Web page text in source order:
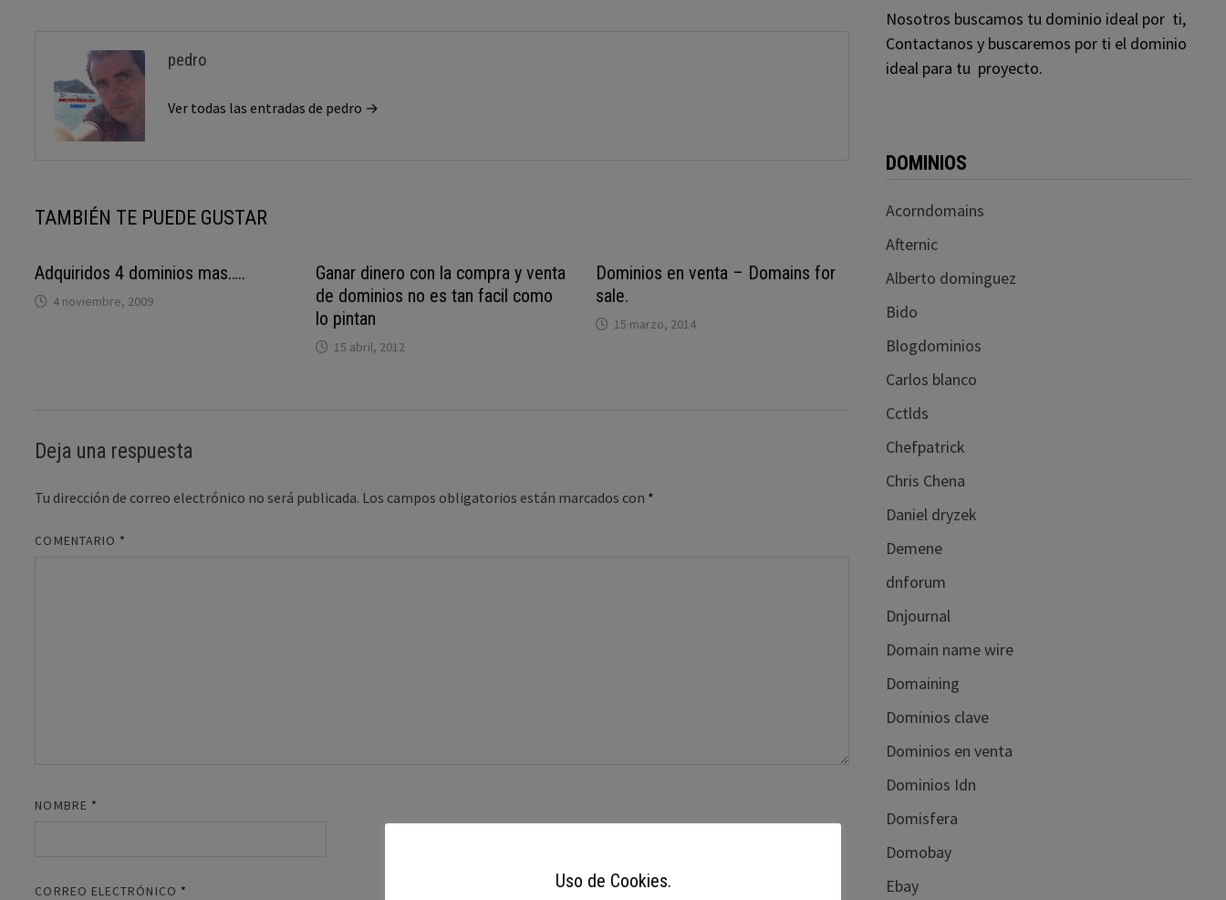
pedro
Ver todas las entradas de pedro →
TAMBIÉN TE PUEDE GUSTAR
Adquiridos 4 dominios mas…..
4 noviembre, 2009
Ganar dinero con la compra y venta
de dominios no es tan facil como
lo pintan
15 abril, 2012
Dominios en venta – Domains for
sale.
15 marzo, 2014
Deja una respuesta
Tu dirección de correo electrónico no será publicada. Los campos obligatorios están marcados con *
COMENTARIO *
NOMBRE *
CORREO ELECTRÓNICO *
Nosotros buscamos tu dominio ideal por ti,
Contactanos y buscaremos por ti el dominio
ideal para tu proyecto.
DOMINIOS
Acorndomains
Afternic
Alberto dominguez
Bido
Blogdominios
Carlos blanco
Cctlds
Chefpatrick
Chris Chena
Daniel dryzek
Demene
dnforum
Dnjournal
Domain name wire
Domaining
Dominios clave
Dominios en venta
Dominios Idn
Domisfera
Domobay
Ebay
Uso de Cookies.